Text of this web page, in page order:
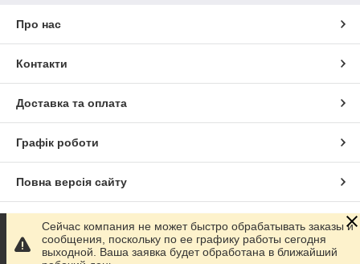
Про нас
Контакти
Доставка та оплата
Графік роботи
Повна версія сайту
Сайт створено на маркетплейсі Prom.ua
Політика конфіденційності
Сейчас компания не может быстро обрабатывать заказы и
сообщения, поскольку по ее графику работы сегодня
выходной. Ваша заявка будет обработана в ближайший